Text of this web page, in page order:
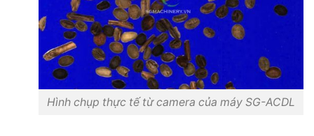
Hình chụp thực tế từ camera của máy SG-ACDL